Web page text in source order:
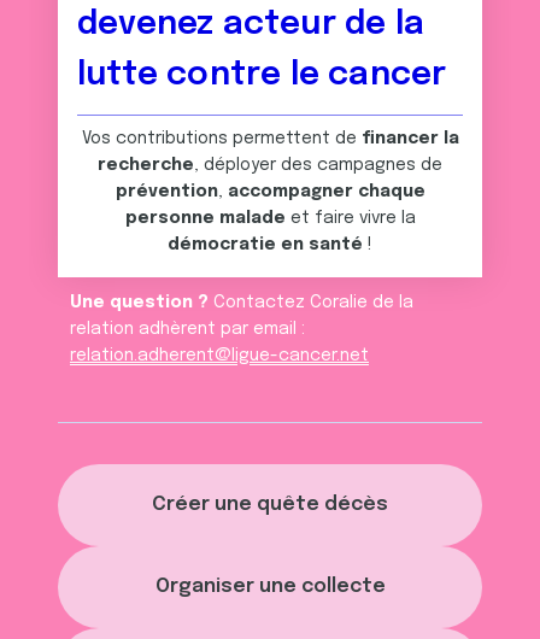
Créer une quête décès
Organiser une collecte
devenez acteur de la
lutte contre le cancer
Vos contributions permettent de financer la
recherche, déployer des campagnes de
prévention, accompagner chaque
personne malade et faire vivre la
démocratie en santé !
Une question ? Contactez Coralie de la
relation adhèrent par email :
relation.adherent@ligue-cancer.net